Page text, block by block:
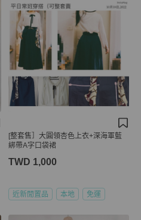
[整套售］大圓領杏色上衣+深海軍藍
綁帶A字口袋裙
TWD 1,000
近新閒置品 本地 免運